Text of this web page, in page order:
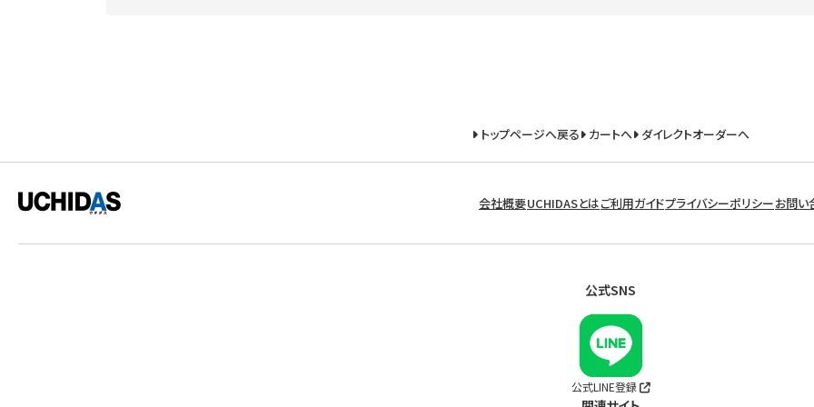
トップページへ戻る カートへ ダイレクトオーダーへ
会社概要UCHIDASとはご利用ガイドプライバシーポリシーお問い
公式SNS
公式LINE登録